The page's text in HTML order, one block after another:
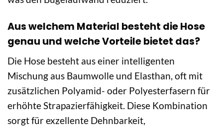
Aus welchem Material besteht die Hose
genau und welche Vorteile bietet das?
Die Hose besteht aus einer intelligenten
Mischung aus Baumwolle und Elasthan, oft mit
zusätzlichen Polyamid- oder Polyesterfasern für
erhöhte Strapazierfähigkeit. Diese Kombination
sorgt für exzellente Dehnbarkeit,